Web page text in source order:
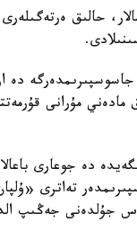
حالىق
جاسوسپىرىمدەرگە دە
مۇرانى
دە جوعارى